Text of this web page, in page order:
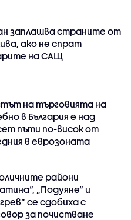
заплашва страните от
ако не спрат
на САЩ
на търговията на
в България е над
пъти по-висок от
в еврозоната
райони
„Подуяне“ и
се сдобиха с
за почистване